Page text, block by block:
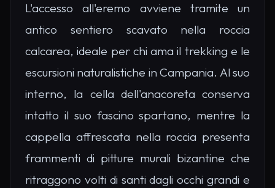
L'accesso all'eremo avviene tramite un
antico sentiero scavato nella roccia
calcarea, ideale per chi ama il trekking e le
escursioni naturalistiche in Campania. Al suo
interno, la cella dell'anacoreta conserva
intatto il suo fascino spartano, mentre la
cappella affrescata nella roccia presenta
frammenti di pitture murali bizantine che
ritraggono volti di santi dagli occhi grandi e